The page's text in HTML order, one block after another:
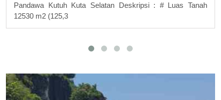
Pandawa Kutuh Kuta Selatan Deskripsi : # Luas Tanah
12530 m2 (125,3